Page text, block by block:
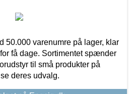
50.000 varenumre på lager, klar
få dage. Sortimentet spænder
til små produkter på
deres udvalg.